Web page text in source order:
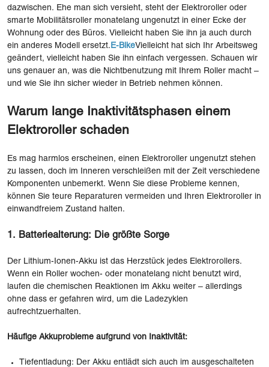
dazwischen. Ehe man sich versieht, steht der Elektroroller oder
smarte Mobilitätsroller monatelang ungenutzt in einer Ecke der
Wohnung oder des Büros. Vielleicht haben Sie ihn ja auch durch
ein anderes Modell ersetzt. E-BikeVielleicht hat sich Ihr Arbeitsweg
geändert, vielleicht haben Sie ihn einfach vergessen. Schauen wir
uns genauer an, was die Nichtbenutzung mit Ihrem Roller macht –
und wie Sie ihn sicher wieder in Betrieb nehmen können.
Warum lange Inaktivitätsphasen einem
Elektroroller schaden
Es mag harmlos erscheinen, einen Elektroroller ungenutzt stehen
zu lassen, doch im Inneren verschleißen mit der Zeit verschiedene
Komponenten unbemerkt. Wenn Sie diese Probleme kennen,
können Sie teure Reparaturen vermeiden und Ihren Elektroroller in
einwandfreiem Zustand halten.
1. Batteriealterung: Die größte Sorge
Der Lithium-Ionen-Akku ist das Herzstück jedes Elektrorollers.
Wenn ein Roller wochen- oder monatelang nicht benutzt wird,
laufen die chemischen Reaktionen im Akku weiter – allerdings
ohne dass er gefahren wird, um die Ladezyklen
aufrechtzuerhalten.
Häufige Akkuprobleme aufgrund von Inaktivität:
Tiefentladung: Der Akku entlädt sich auch im ausgeschalteten